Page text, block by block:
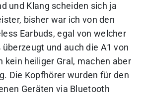
und Klang scheiden sich ja
bisher war ich von den
Earbuds, egal von welcher
überzeugt und auch die A1 von
kein heiliger Gral, machen aber
Die Kopfhörer wurden für den
Geräten via Bluetooth